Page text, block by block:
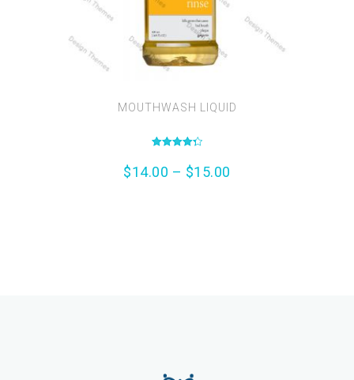
MOUTHWASH LIQUID
$14.00 – $15.00
4.33
su 5